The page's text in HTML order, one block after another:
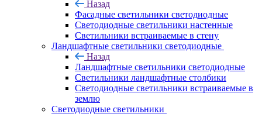
Назад
Фасадные светильники светодиодные
Светодиодные светильники настенные
Светильники встраиваемые в стену
Ландшафтные светильники светодиодные
Назад
Ландшафтные светильники светодиодные
Светильники ландшафтные столбики
Светодиодные светильники встраиваемые в
землю
Светодиодные светильники